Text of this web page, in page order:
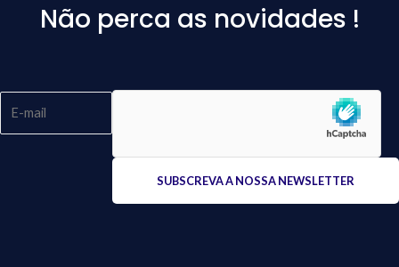
Não perca as novidades !